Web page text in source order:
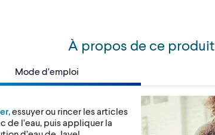
À propos de ce produit
Mode d’emploi
essuyer ou rincer les articles
de l’eau, puis appliquer la